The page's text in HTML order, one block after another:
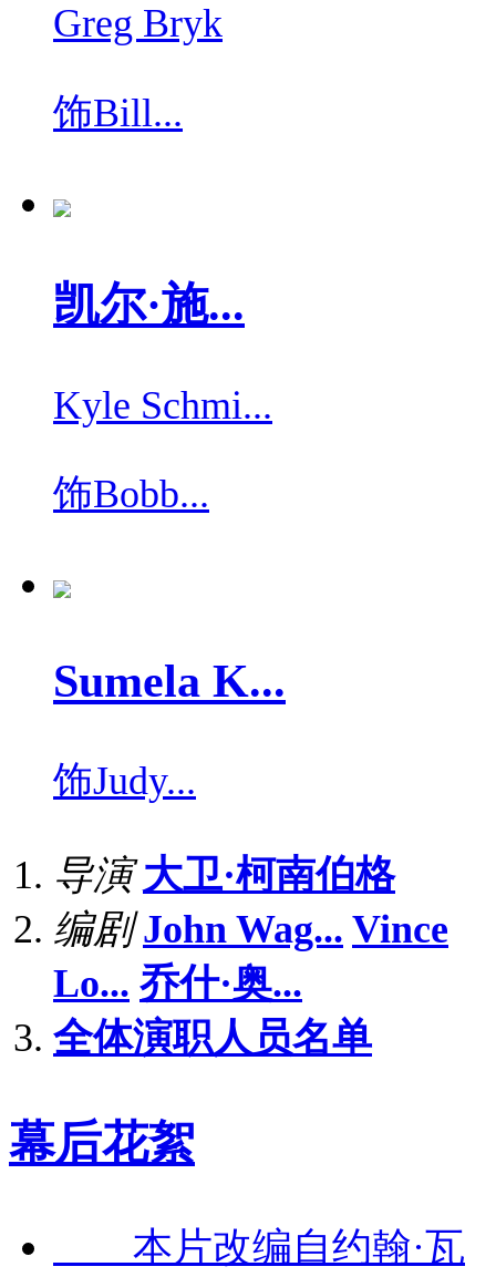
Greg Bryk
饰Bill...
凯尔·施...
Kyle Schmi...
饰Bobb...
Sumela K...
饰Judy...
导演 大卫·柯南伯格
编剧 John Wag... Vince
Lo... 乔什·奥...
全体演职人员名单
幕后花絮
本片改编自约翰·瓦